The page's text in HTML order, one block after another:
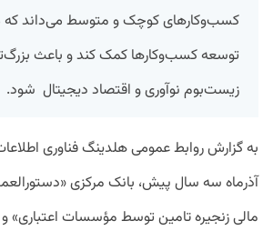
کسب‌وکارهای کوچک و متوسط می‌داند که
توسعه کسب‌وکارها کمک کند و باعث
زیست‌بوم نوآوری و اقتصاد دیجیتال شود.
به گزارش روابط عمومی هلدینگ فناوری
آذرماه سه سال پیش، بانک مرکزی
مالی زنجیره تامین توسط مؤسسات اعتباری»